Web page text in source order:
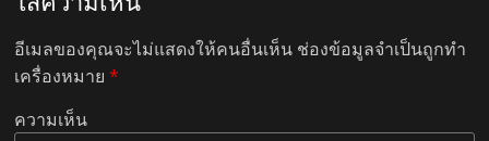
อีเมลของคุณจะไม่แสดงให้คนอื่นเห็น ช่องข้อมูลจำเป็นถูกทำ
เครื่องหมาย*
ความเห็น